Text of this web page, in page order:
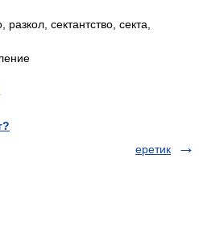
разкол, сектантство, секта,
еретик